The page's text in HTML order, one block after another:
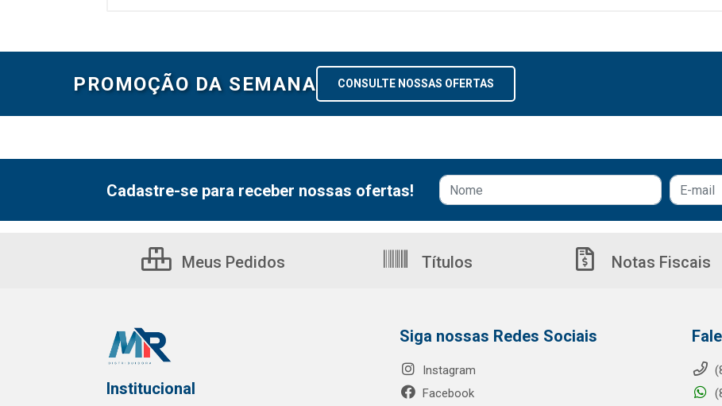
PROMOÇÃO DA SEMANA CONSULTE NOSSAS OFERTAS
Cadastre-se para receber nossas ofertas!
Meus Pedidos Títulos Notas Fiscais
Institucional
Siga nossas Redes Sociais
Instagram
Facebook